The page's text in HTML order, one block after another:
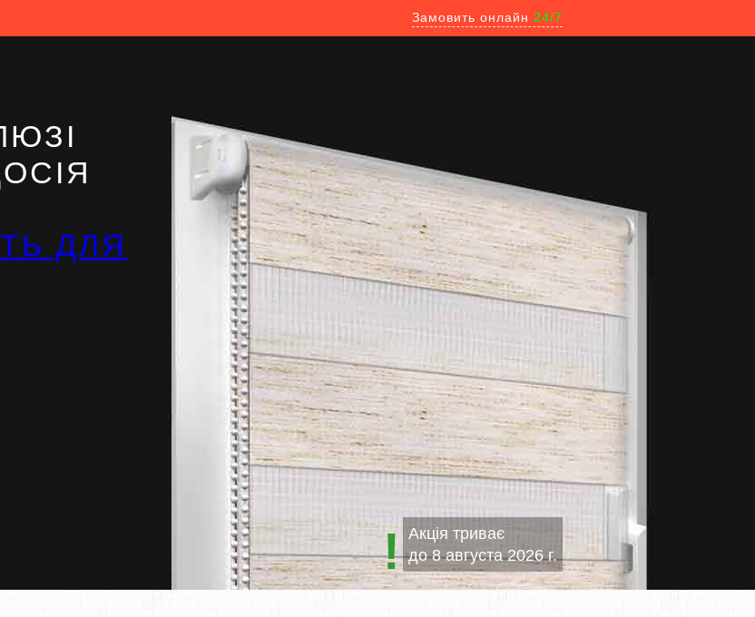
Замовить онлайн 24/7
ДЛЯ
Акція триває
до8 августа 2026 г.